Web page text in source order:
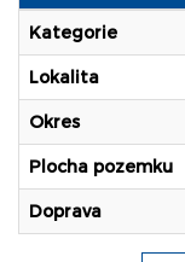
Kategorie
Lokalita
Okres
Plocha pozemku
Doprava